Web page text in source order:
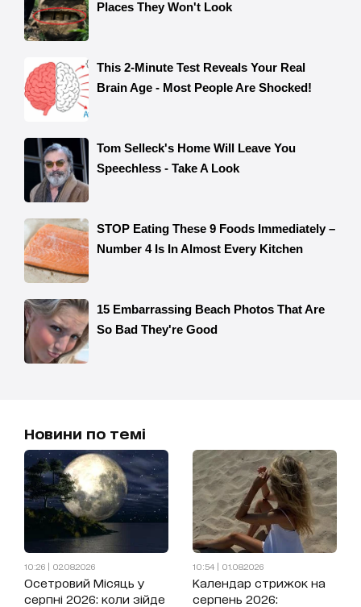
Новини по темі
10:26 | 02.08.2026
Осетровий Місяць у
серпні 2026: коли зійде
10:54 | 01.08.2026
Календар стрижок на
серпень 2026: